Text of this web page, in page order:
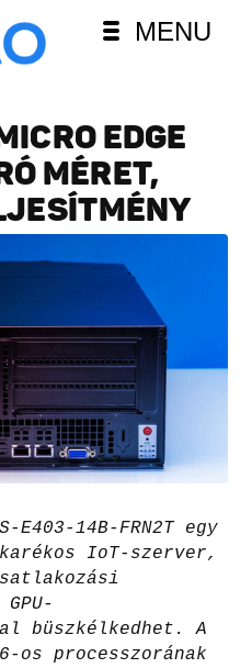
MENU
EDGE
MÉRET,
E403-14B-FRN2T egy
IoT-szerver,
büszkélkedhet. A
os processzorának